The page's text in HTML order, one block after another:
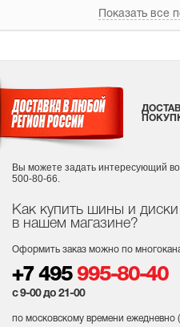
Показать все
Как купить шины и диски
в нашем магазине?
Оформить заказ можно по
+7 495 995-80-40
с 9-00 до 21-00
по московскому времени ежедневно
Вы можете задать интересующий
500-80-66.